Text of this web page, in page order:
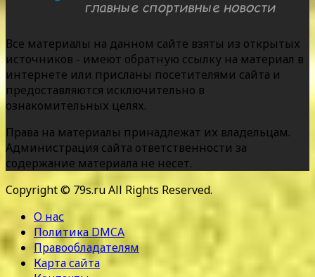
Все материалы на данном сайте взяты из открытых
источников - имеют обратную ссылку на материал в
интернете или присланы посетителями сайта и
предоставляются исключительно в
ознакомительных целях.
Права на материалы принадлежат их владельцам.
Администрация сайта ответственности за
содержание материала не несет.
Copyright © 79s.ru All Rights Reserved.
О нас
Политика DMCA
Правообладателям
Карта сайта